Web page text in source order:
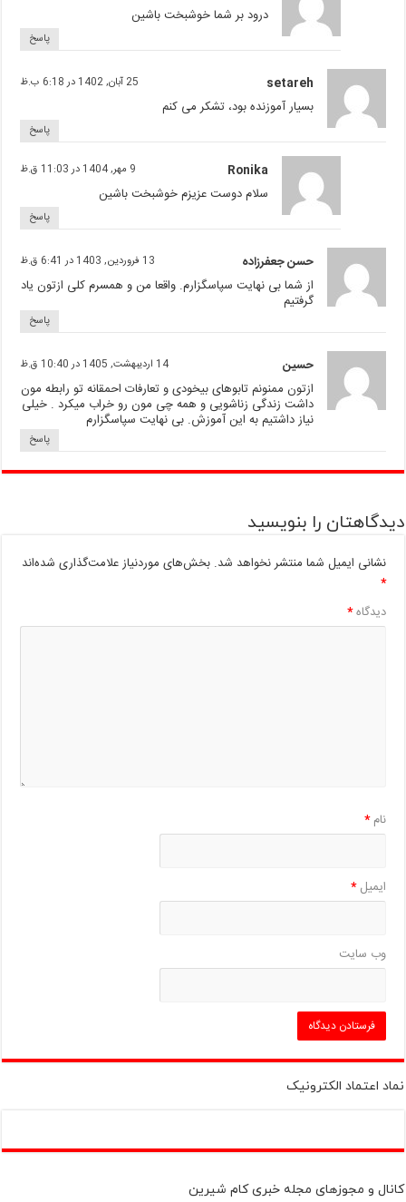
درود بر شما خوشبخت باشین
پاسخ
setareh 25 آبان, 1402 در 6:18 ب.ظ
بسیار آموزنده بود، تشکر می کنم
پاسخ
Ronika 9 مهر, 1404 در 11:03 ق.ظ
سلام دوست عزیزم خوشبخت باشین
پاسخ
حسن جعفرزاده 13 فروردین, 1403 در 6:41 ق.ظ
از شما بی نهایت سپاسگزارم. واقعا من و همسرم کلی ازتون یاد
گرفتیم
پاسخ
حسین 14 اردیبهشت, 1405 در 10:40 ق.ظ
ازتون ممنونم تابوهای بیخودی و تعارفات احمقانه تو رابطه مون
داشت زندگی زناشویی و همه چی مون رو خراب میکرد . خیلی
نیاز داشتیم به این آموزش. بی نهایت سپاسگزارم
پاسخ
دیدگاهتان را بنویسید
نشانی ایمیل شما منتشر نخواهد شد. بخش‌های موردنیاز علامت‌گذاری شده‌اند
*
دیدگاه*
نام*
ایمیل*
وب‌ سایت
نماد اعتماد الکترونیک
کانال و مجوزهای مجله خبری کام شیرین